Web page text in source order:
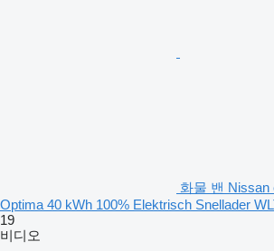
화물 밴 Nissan
Optima 40 kWh 100% Elektrisch Snellader
19
비디오